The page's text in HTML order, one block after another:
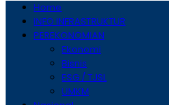
Home
INFO INFRASTRUKTUR
PEREKONOMIAN
Ekonomi
Bisnis
ESG / TJSL
UMKM